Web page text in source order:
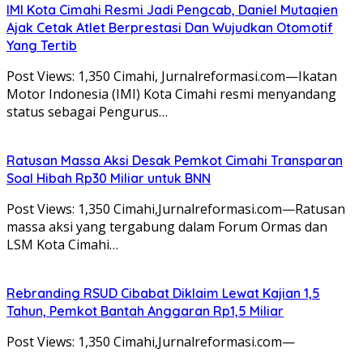
IMI Kota Cimahi Resmi Jadi Pengcab, Daniel Mutaqien
Ajak Cetak Atlet Berprestasi Dan Wujudkan Otomotif
Yang Tertib
Post Views: 1,350 Cimahi, Jurnalreformasi.com—Ikatan
Motor Indonesia (IMI) Kota Cimahi resmi menyandang
status sebagai Pengurus…
Ratusan Massa Aksi Desak Pemkot Cimahi Transparan
Soal Hibah Rp30 Miliar untuk BNN
Post Views: 1,350 Cimahi,Jurnalreformasi.com—Ratusan
massa aksi yang tergabung dalam Forum Ormas dan
LSM Kota Cimahi…
Rebranding RSUD Cibabat Diklaim Lewat Kajian 1,5
Tahun, Pemkot Bantah Anggaran Rp1,5 Miliar
Post Views: 1,350 Cimahi,Jurnalreformasi.com—